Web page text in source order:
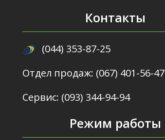
Контакты
(044) 353-87-25
Отдел продаж: (067) 401-56-47
Сервис: (093) 344-94-94
Режим работы